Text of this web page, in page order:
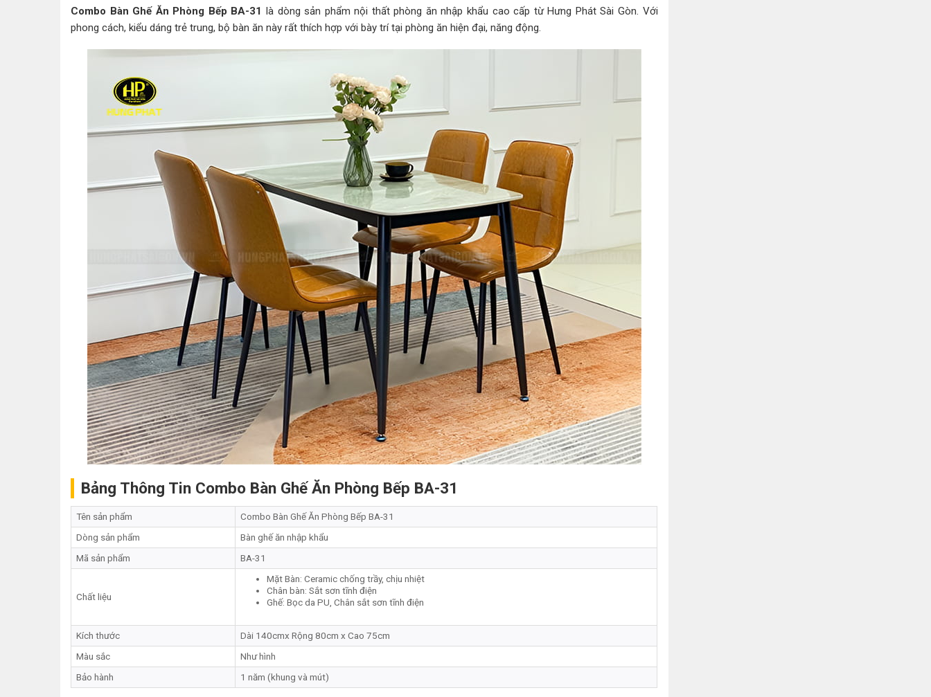
Combo Bàn Ghế Ăn Phòng Bếp BA-31 là dòng sản phẩm nội thất phòng ăn nhập khẩu cao cấp từ Hưng Phát Sài Gòn. Với
phong cách, kiểu dáng trẻ trung, bộ bàn ăn này rất thích hợp với bày trí tại phòng ăn hiện đại, năng động.
Bảng Thông Tin Combo Bàn Ghế Ăn Phòng Bếp BA-31
Tên sản phẩm
Combo Bàn Ghế Ăn Phòng Bếp BA-31
Dòng sản phẩm
Bàn ghế ăn nhập khẩu
Mã sản phẩm
BA-31
Chất liệu
Mặt Bàn: Ceramic chống trầy, chịu nhiệt
Chân bàn: Sắt sơn tĩnh điện
Ghế: Bọc da PU, Chân sắt sơn tĩnh điện
Kích thước
Dài 140cmx Rộng 80cm x Cao 75cm
Màu sắc
Như hình
Bảo hành
1 năm (khung và mút)